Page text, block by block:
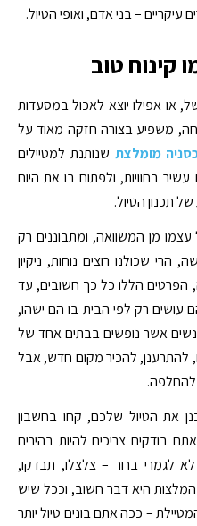
עיקריים – בני אדם, ואופי הטיול.
קינוח טוב
או אפילו יוצא לאכול במסעדות
משפיע בצורה חזקה מאוד על
מומלצת שנותנת למטיילים
בחוויות, ולפתוח בו את היום
תכנון הטיול.
מן המשוואה, ומתבוננים רק
שכולנו רוצים נוחות, ניקיון
הפרטים הללו כל כך חשובים, עד
רק לפי הבית בו הם ישהו,
אשר נופשים בבתים אחד של
להתרענן, להכיר מקום חדש, אבל
להחלפה.
את הטיול שלכם, קחו בחשבון
בודקים צריכים להיות בהירים
לגמרי ברור – צלצלו, תבדקו,
היא דבר חשוב, וככל שיש
– ככה אתם בונים טיול יותר